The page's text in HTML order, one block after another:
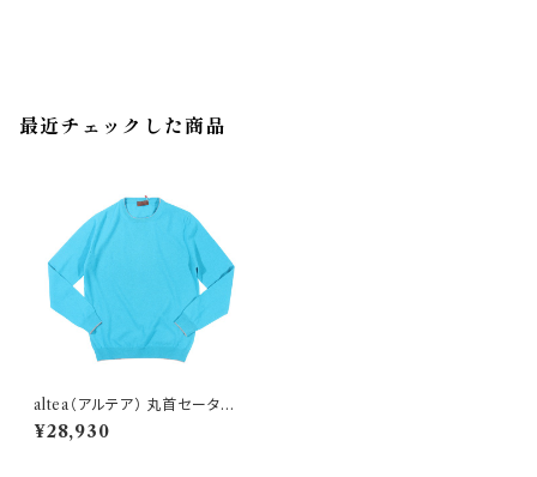
最近チェックした商品
altea（アルテア） 丸首セーター 1
861470 27391
¥28,930